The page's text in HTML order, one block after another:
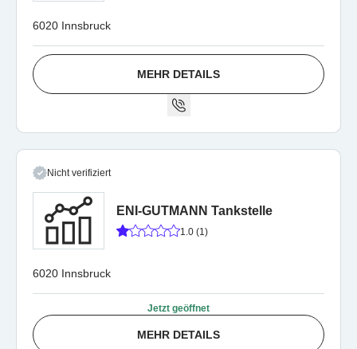
6020 Innsbruck
MEHR DETAILS
Nicht verifiziert
ENI-GUTMANN Tankstelle
1.0 (1)
6020 Innsbruck
Jetzt geöffnet
MEHR DETAILS